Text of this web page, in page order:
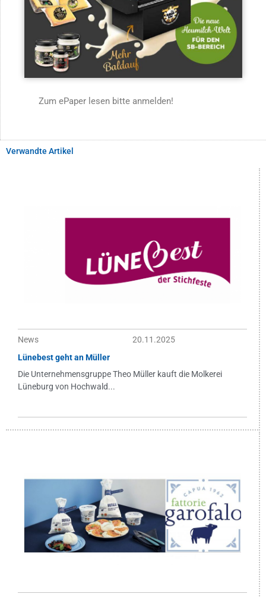
Zum ePaper lesen bitte anmelden!
Verwandte Artikel
News
20.11.2025
Lünebest geht an Müller
Die Unternehmensgruppe Theo Müller kauft die Molkerei
Lüneburg von Hochwald...